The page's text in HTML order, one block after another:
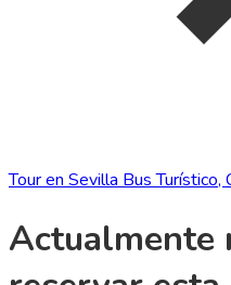
Tour en Sevilla Bus Turístico,
Actualmente